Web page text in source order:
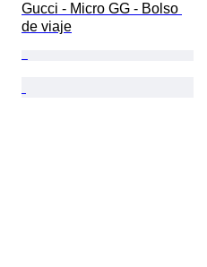
Gucci - Micro GG - Bolso
de viaje